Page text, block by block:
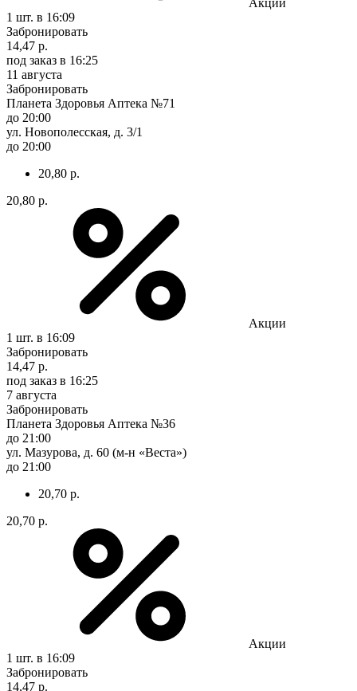
1 шт. в 16:09
Забронировать
14,47 р.
под заказ в 16:25
11 августа
Забронировать
Планета Здоровья Аптека №71
до 20:00
ул. Новополесская, д. 3/1
до 20:00
20,80 р.
20,80 р.
Акции
1 шт. в 16:09
Забронировать
14,47 р.
под заказ в 16:25
7 августа
Забронировать
Планета Здоровья Аптека №36
до 21:00
ул. Мазурова, д. 60 (м-н «Веста»)
до 21:00
20,70 р.
20,70 р.
Акции
1 шт. в 16:09
Забронировать
14,47 р.